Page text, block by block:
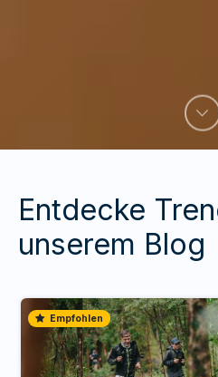
Entdecke
unserem Blog
Empfohlen